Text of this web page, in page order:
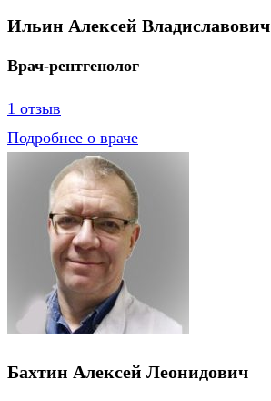
Ильин Алексей Владиславович
Врач-рентгенолог
1 отзыв
Подробнее о враче
Бахтин Алексей Леонидович